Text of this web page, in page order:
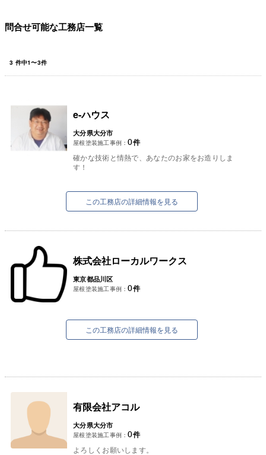
問合せ可能な工務店一覧
3 件中1〜3件
e-ハウス
大分県大分市
屋根塗装施工事例：0件
確かな技術と情熱で、あなたのお家をお造りしま
す！
この工務店の詳細情報を見る
株式会社ローカルワークス
東京都品川区
屋根塗装施工事例：0件
この工務店の詳細情報を見る
有限会社アコル
大分県大分市
屋根塗装施工事例：0件
よろしくお願いします。